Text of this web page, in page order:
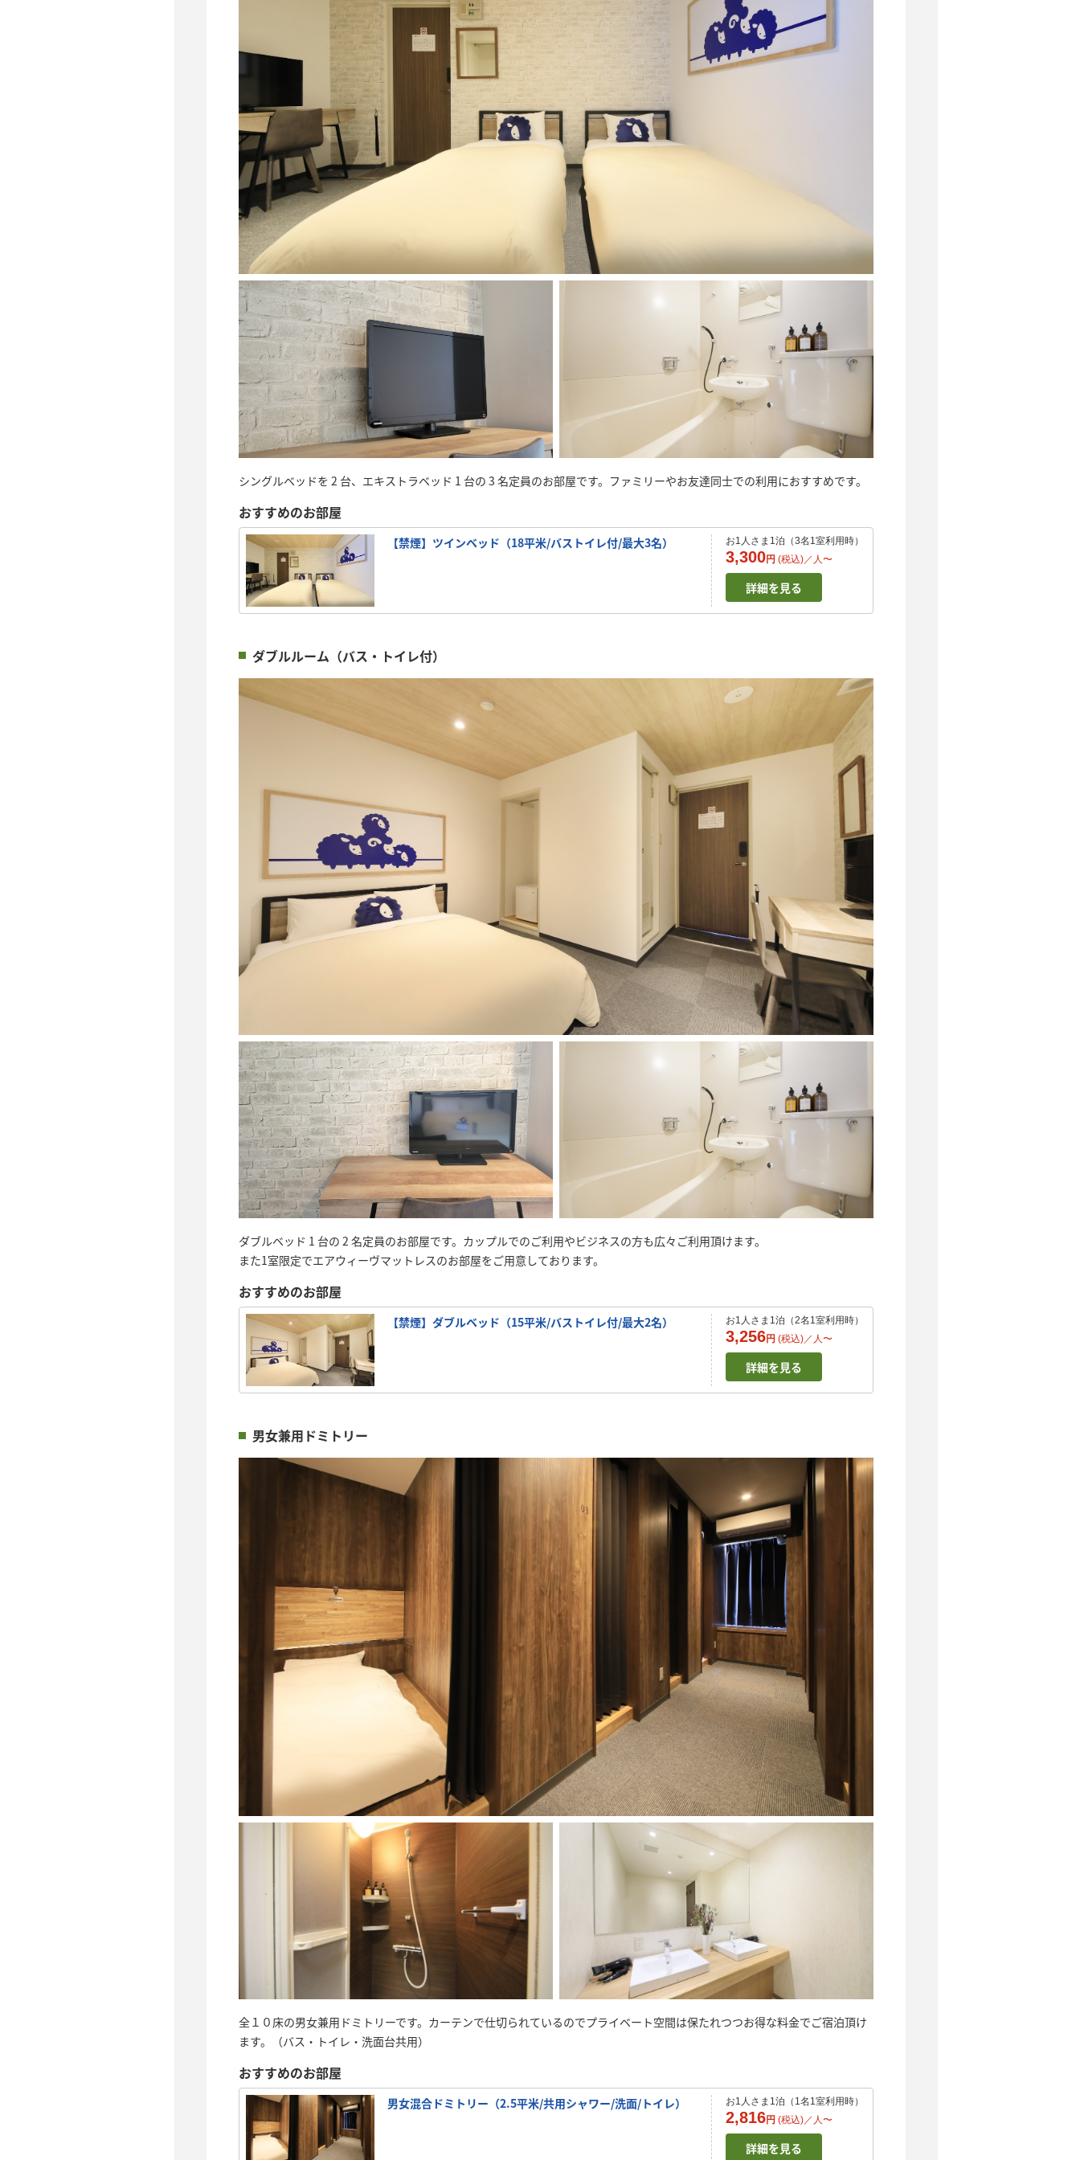
シングルベッドを 2 台、エキストラベッド 1 台の 3 名定員のお部屋です。ファミリーやお友達同士での利用におすすめです。
おすすめのお部屋
【禁煙】ツインベッド（18平米/バストイレ付/最大3名） お1人さま1泊（3名1室利用時）
3,300円 (税込)／ 人 〜
詳細を見る
ダブルルーム（バス・トイレ付）
ダブルベッド 1 台の 2 名定員のお部屋です。カップルでのご利用やビジネスの方も広々ご利用頂けます。
また1室限定でエアウィーヴマットレスのお部屋をご用意しております。
おすすめのお部屋
【禁煙】ダブルベッド（15平米/バストイレ付/最大2名） お1人さま1泊（2名1室利用時）
3,256円 (税込)／ 人〜
詳細を見る
男女兼用ドミトリー
全１０床の男女兼用ドミトリーです。カーテンで仕切られているのでプライベート空間は保たれつつお得な料金でご宿泊頂け
ます。（バス・トイレ・洗面台共用）
おすすめのお部屋
男女混合ドミトリー（2.5平米/共用シャワー/洗面/トイレ） お1人さま1泊（1名1室利用時）
2,816円 (税込)／ 人〜
詳細を見る